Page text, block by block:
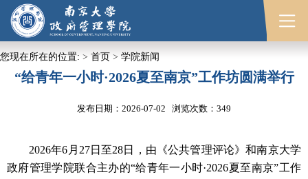
您现在所在的位置: > 首页 > 学院新闻
“给青年一小时·2026夏至南京”工作坊圆满举行
发布日期：2026-07-02 浏览次数： 349
2026年6月27日至28日，由《公共管理评论》和南京大学
政府管理学院联合主办的“给青年一小时·2026夏至南京”工作